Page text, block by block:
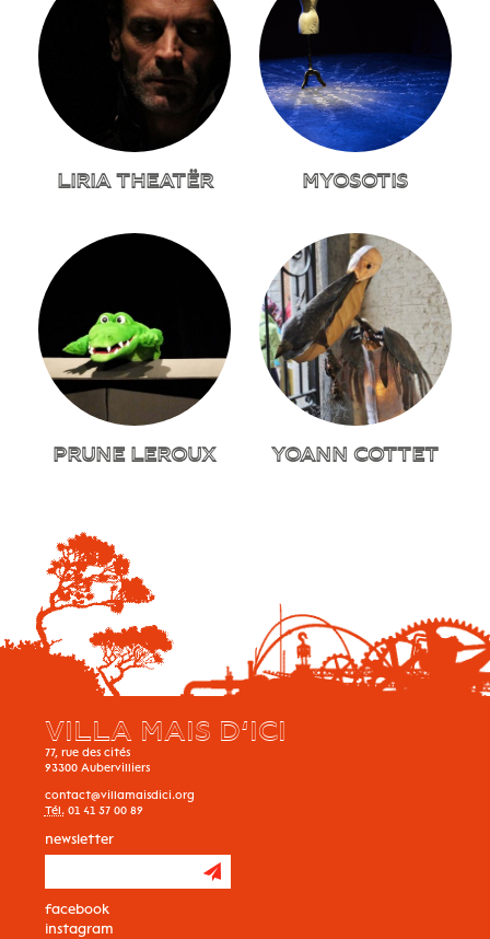
LIRIA THEATËR MYOSOTIS
PRUNE LEROUX YOANN COTTET
newsletter
facebook
instagram
VILLA MAIS D’ICI
77, rue des cités
93300 Aubervilliers
contact@villamaisdici.org
Tél. 01 41 57 00 89